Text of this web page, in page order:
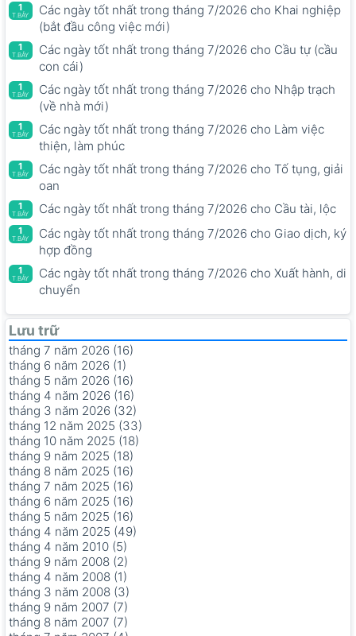
1
T.BẢY
Các ngày tốt nhất trong tháng 7/2026 cho Khai nghiệp
(bắt đầu công việc mới)
1
T.BẢY
Các ngày tốt nhất trong tháng 7/2026 cho Cầu tự (cầu
con cái)
1
T.BẢY
Các ngày tốt nhất trong tháng 7/2026 cho Nhập trạch
(về nhà mới)
1
T.BẢY
Các ngày tốt nhất trong tháng 7/2026 cho Làm việc
thiện, làm phúc
1
T.BẢY
Các ngày tốt nhất trong tháng 7/2026 cho Tố tụng, giải
oan
1
T.BẢY Các ngày tốt nhất trong tháng 7/2026 cho Cầu tài, lộc
1
T.BẢY
Các ngày tốt nhất trong tháng 7/2026 cho Giao dịch, ký
hợp đồng
1
T.BẢY
Các ngày tốt nhất trong tháng 7/2026 cho Xuất hành, di
chuyển
Lưu trữ
tháng 7 năm 2026 (16)
tháng 6 năm 2026 (1)
tháng 5 năm 2026 (16)
tháng 4 năm 2026 (16)
tháng 3 năm 2026 (32)
tháng 12 năm 2025 (33)
tháng 10 năm 2025 (18)
tháng 9 năm 2025 (18)
tháng 8 năm 2025 (16)
tháng 7 năm 2025 (16)
tháng 6 năm 2025 (16)
tháng 5 năm 2025 (16)
tháng 4 năm 2025 (49)
tháng 4 năm 2010 (5)
tháng 9 năm 2008 (2)
tháng 4 năm 2008 (1)
tháng 3 năm 2008 (3)
tháng 9 năm 2007 (7)
tháng 8 năm 2007 (7)